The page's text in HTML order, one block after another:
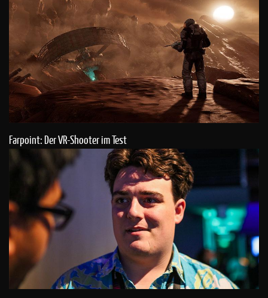
Farpoint: Der VR-Shooter im Test